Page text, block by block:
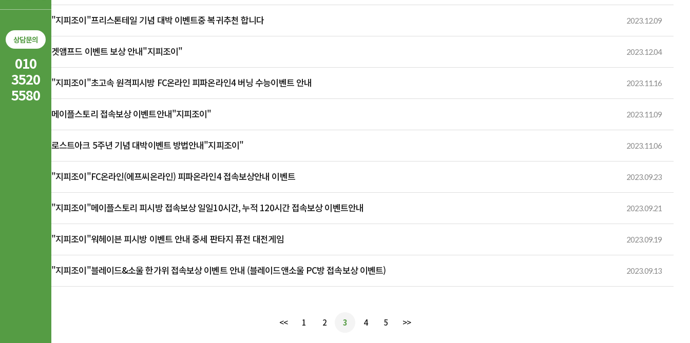
"지피조이"프리스톤테일 기념 대박 이벤트중 복귀추천 합니다 2023.12.09
31 겟앰프드 이벤트 보상 안내"지피조이" 2023.12.04
30 "지피조이"초고속 원격피시방 FC온라인 피파온라인4 버닝 수능이벤트 안내 2023.11.16
메이플스토리 접속보상 이벤트안내"지피조이" 2023.11.09
로스트아크 5주년 기념 대박이벤트 방법안내"지피조이" 2023.11.06
"지피조이"FC온라인(에프씨온라인) 피파온라인4 접속보상안내 이벤트 2023.09.23
"지피조이"메이플스토리 피시방 접속보상 일일10시간, 누적 120시간 접속보상 이벤트안내 2023.09.21
"지피조이"워헤이븐 피시방 이벤트 안내 중세 판타지 퓨전 대전게임 2023.09.19
"지피조이"블레이드&소울 한가위 접속보상 이벤트 안내 (블레이드앤소울 PC방 접속보상 이벤트) 2023.09.13
<< 1 2 3 4 5 >>
상담문의
010
3520
5580